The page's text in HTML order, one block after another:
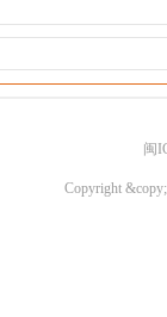
闽
Copyright